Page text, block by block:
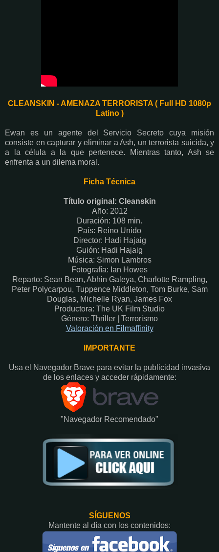
CLEANSKIN - AMENAZA TERRORISTA ( Full HD 1080p
Latino )
Ewan es un agente del Servicio Secreto cuya misión
consiste en capturar y eliminar a Ash, un terrorista suicida, y
a la célula a la que pertenece. Mientras tanto, Ash se
enfrenta a un dilema moral.
Ficha Técnica
Título original: Cleanskin
Año: 2012
Duración: 108 min.
País: Reino Unido
Director: Hadi Hajaig
Guión: Hadi Hajaig
Música: Simon Lambros
Fotografía: Ian Howes
Reparto: Sean Bean, Abhin Galeya, Charlotte Rampling,
Peter Polycarpou, Tuppence Middleton, Tom Burke, Sam
Douglas, Michelle Ryan, James Fox
Productora: The UK Film Studio
Género: Thriller | Terrorismo
Valoración en Filmaffinity
IMPORTANTE
Usa el Navegador Brave para evitar la publicidad invasiva
de los enlaces y acceder rápidamente:​
"Navegador Recomendado"
SÍGUENOS
Mantente al día con los contenidos: